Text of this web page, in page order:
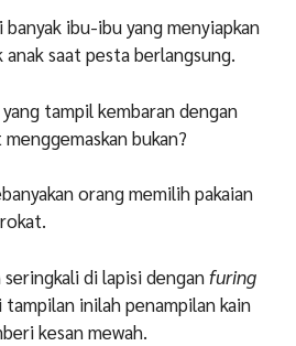
ibu-ibu yang menyiapkan
saat pesta berlangsung.
tampil kembaran dengan
bukan?
orang memilih pakaian
di lapisi denganfuring
tampilan inilah penampilan kain
kesan mewah.